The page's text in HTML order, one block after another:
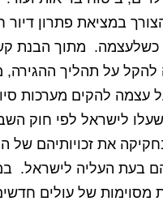
במציאת פתרון
כשלעצמה.
מתוך הבנת
להקל על תהליך ההגירה,
עצמה להקים מערכות
את זכויותיהם של
בעת העליה לישראל.
מסוימות של עולים